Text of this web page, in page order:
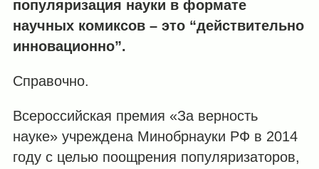
популяризация науки в формате
научных комиксов – это “действительно
инновационно”.
Справочно.
Всероссийская премия «За верность
науке» учреждена Минобрнауки РФ в 2014
году с целью поощрения популяризаторов,